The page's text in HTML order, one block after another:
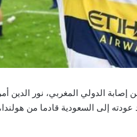
عودته إلى السعودية قادما من